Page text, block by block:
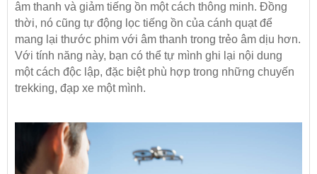
âm thanh và giảm tiếng ồn một cách thông minh. Đồng
thời, nó cũng tự động lọc tiếng ồn của cánh quạt để
mang lại thước phim với âm thanh trong trẻo âm dịu hơn.
Với tính năng này, bạn có thể tự mình ghi lại nội dung
một cách độc lập, đặc biệt phù hợp trong những chuyến
trekking, đạp xe một mình.